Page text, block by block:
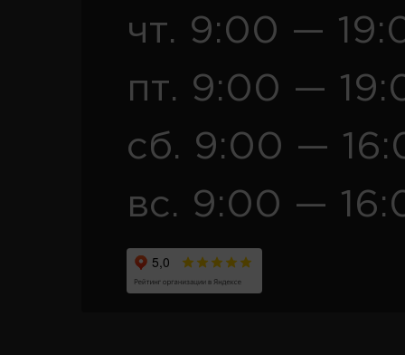
чт. 9:00 —
пт. 9:00 —
сб. 9:00 —
вс. 9:00 —